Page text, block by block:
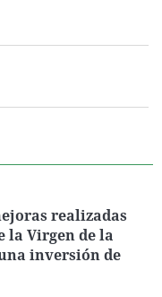
realizadas
la Virgen de la
inversión de